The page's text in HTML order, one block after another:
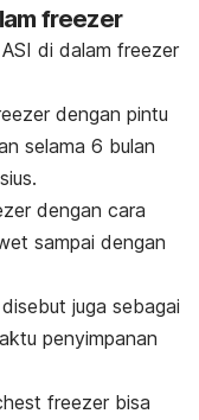
freezer
di dalam freezer
dengan pintu
selama 6 bulan
dengan cara
sampai dengan
juga sebagai
penyimpanan
freezer bisa